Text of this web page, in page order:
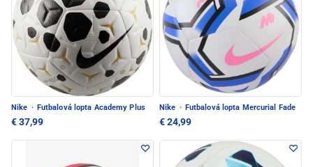
Nike · Futbalová lopta Academy Plus
€ 37,99
Nike · Futbalová lopta Mercurial Fade
€ 24,99